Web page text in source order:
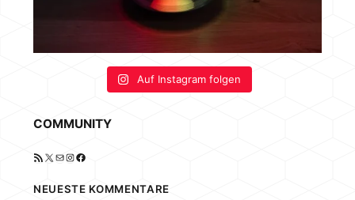
Auf Instagram folgen
COMMUNITY
RSS-Feed
X E-MailInstagram
Facebook
NEUESTE KOMMENTARE